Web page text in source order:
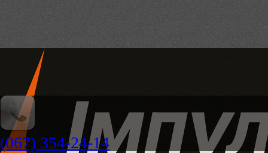
(067) 354-24-14